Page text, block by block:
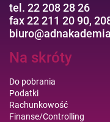
tel. 22 208 28 26
fax 22 211 20 90,
Na skróty
Do pobrania
Podatki
Rachunkowość
Finanse/Controlling